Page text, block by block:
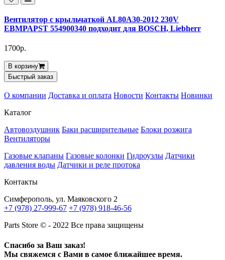
Вентилятор с крыльчаткой AL80А30-2012 230V
EBMPAPST 554900340 подходит для BOSCH, Liebherr
1700р.
В корзину
Быстрый заказ
О компании Доставка и оплата Новости Контакты Новинки
Каталог
Автовоздушник Баки расширительные Блоки розжига
Вентиляторы
Газовые клапаны Газовые колонки Гидроузлы Датчики
давления воды Датчики и реле протока
Контакты
Симферополь, ул. Маяковского 2
+7 (978) 27-999-67 +7 (978) 918-46-56
Parts Store © - 2022 Все права защищены
Спасибо за Ваш заказ!
Мы свяжемся с Вами в самое ближайшее время.